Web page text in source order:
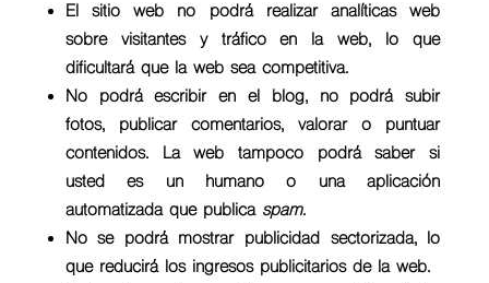
El sitio web no podrá realizar analíticas web
sobre visitantes y tráfico en la web, lo que
dificultará que la web sea competitiva.
No podrá escribir en el blog, no podrá subir
fotos, publicar comentarios, valorar o puntuar
contenidos. La web tampoco podrá saber si
usted es un humano o una aplicación
automatizada que publica spam.
No se podrá mostrar publicidad sectorizada, lo
que reducirá los ingresos publicitarios de la web.